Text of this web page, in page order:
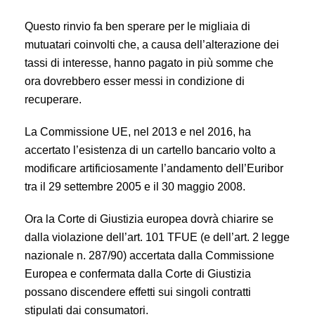
Questo rinvio fa ben sperare per le migliaia di
mutuatari coinvolti che, a causa dell’alterazione dei
tassi di interesse, hanno pagato in più somme che
ora dovrebbero esser messi in condizione di
recuperare.
La Commissione UE, nel 2013 e nel 2016, ha
accertato l’esistenza di un cartello bancario volto a
modificare artificiosamente l’andamento dell’Euribor
tra il 29 settembre 2005 e il 30 maggio 2008.
Ora la Corte di Giustizia europea dovrà chiarire se
dalla violazione dell’art. 101 TFUE (e dell’art. 2 legge
nazionale n. 287/90) accertata dalla Commissione
Europea e confermata dalla Corte di Giustizia
possano discendere effetti sui singoli contratti
stipulati dai consumatori.